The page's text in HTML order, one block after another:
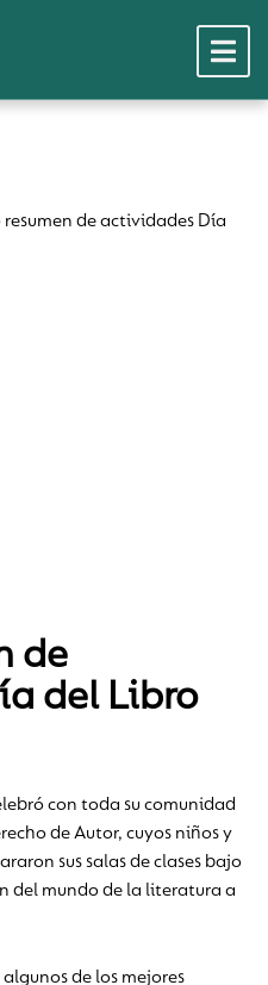
resumen de actividades Día
de
del Libro
con toda su comunidad
de Autor, cuyos niños y
sus salas de clases bajo
del mundo de la literatura a
de los mejores